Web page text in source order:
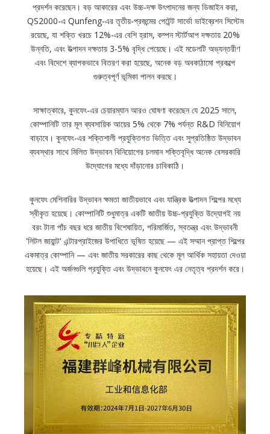
প্রদর্শন করেছেন। বড় আকারের এবং উচ্চ-দক্ষ উৎপাদনের জন্য ডিজাইন করা,
QS2000-এ Qunfeng-এর তৃতীয়-প্রজন্মের পেটেন্ট সার্ভো ভাইব্রেশন সিস্টেম
রয়েছে, যা শক্তি খরচে 12%-এর বেশি হ্রাস, কম্পন স্টার্টআপ দক্ষতায় 20%
উন্নতি, এবং উত্পাদন দক্ষতায় 3-5% বৃদ্ধি পেয়েছে। এই মডেলটি অভ্যন্তরীণ
এবং বিদেশে ব্যাপকভাবে বিতরণ করা হয়েছে, অনেক বড় অবকাঠামো প্রকল্পে
গুরুত্বপূর্ণ ভূমিকা পালন করছে।
সাক্ষাত্কারে, কুনফেং-এর চেয়ারম্যান আরও ঘোষণা করেছেন যে 2025 সালে,
কোম্পানিটি তার মূল ব্যবসায়িক আয়ের 5% থেকে 7% পর্যন্ত R&D বিনিয়োগ
বাড়াবে। কুনফেং-এর শক্তিশালী প্রযুক্তিগত ভিত্তি এবং সুপ্রতিষ্ঠিত উদ্ভাবন
ব্যবস্থার সাথে মিলিত উদ্ভাবন বিনিয়োগের চলমান শক্তিবৃদ্ধি অনেক বেসরকারি
উদ্যোগের মধ্যে দাঁড়ানোর চাবিকাঠি।
কুনফেং মেশিনারির উদ্ভাবন ক্ষমতা জাতীয়ভাবে এবং যান্ত্রিক উত্পাদন শিল্পের মধ্যে
স্বীকৃত হয়েছে। কোম্পানিটি শুধুমাত্র একটি জাতীয় উচ্চ-প্রযুক্তি উদ্যোগই নয়
বরং টানা পাঁচ বছর ধরে জাতীয় বিশেষায়িত, পরিমার্জিত, স্বতন্ত্র এবং উদ্ভাবনী
'লিটল জায়ান্ট' এন্টারপ্রাইজের উপাধিতে ভূষিত হয়েছে — এই সম্মান প্রাপ্ত শিল্পের
একমাত্র কোম্পানি — এবং জাতীয় সরকারের কাছ থেকে মূল আর্থিক সহায়তা দেওয়া
হয়েছে। এই অর্জনগুলি প্রযুক্তি এবং উদ্ভাবনে কুনফেং এর নেতৃত্ব প্রদর্শন করে।